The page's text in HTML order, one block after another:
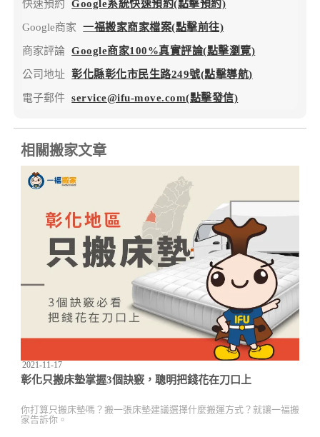
快速預約 Google系統快速預約(點擊預約)
Google商家 一福搬家商家檔案(點擊前往)
商家評論 Google商家100%真實評論(點擊瀏覽)
公司地址 彰化縣彰化市民生路249號(點擊導航)
電子郵件 service@ifu-move.com(點擊發信)
相關搬家文章
2021-11-17
彰化只搬床墊掌握3個訣竅，聰明把錢花在刀口上
你打算只搬床墊嗎？搬一張床墊建議選擇什麼搬運方式？就讓一福搬
家告訴你。